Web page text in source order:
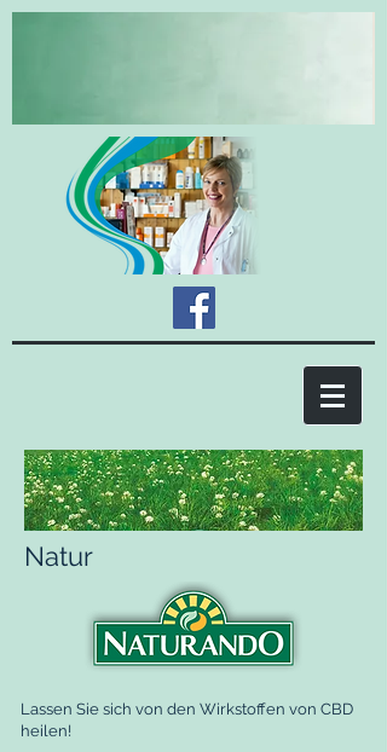
Natur
Lassen Sie sich von den Wirkstoffen von CBD
heilen!